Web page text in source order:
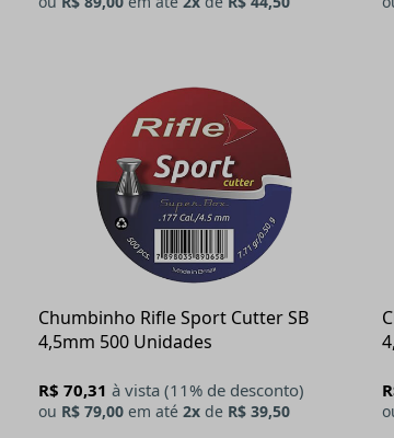
Chumbinho Rifle Sport Cutter SB
4,5mm 500 Unidades
R$ 70,31 à vista (11% de desconto)
ou R$ 79,00 em até 2x de R$ 39,50